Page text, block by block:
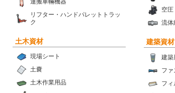
運搬車輛機器
リフター・ハンドパレットトラッ
ク
空
流体
土木資材
現場シート
土嚢
土木作業用品
建築資材
建築
フ
フィ